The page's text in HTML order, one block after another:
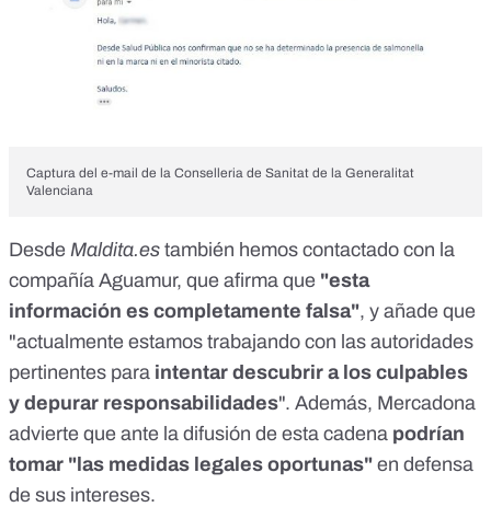
Captura del e-mail de la Conselleria de Sanitat de la Generalitat
Valenciana
Desde Maldita.es también hemos contactado con la
compañía Aguamur, que afirma que "esta
información es completamente falsa", y añade que
"actualmente estamos trabajando con las autoridades
pertinentes para intentar descubrir a los culpables
y depurar responsabilidades". Además, Mercadona
advierte que ante la difusión de esta cadena podrían
tomar "las medidas legales oportunas" en defensa
de sus intereses.